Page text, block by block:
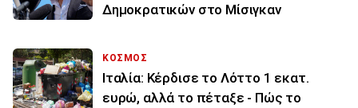
Δημοκρατικών στο Μίσιγκαν
ΚΟΣΜΟΣ
Ιταλία: Κέρδισε το Λόττο 1 εκατ.
ευρώ, αλλά το πέταξε - Πώς το